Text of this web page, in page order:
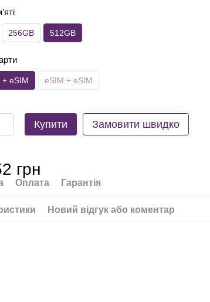
256GB 512GB
+ eSIM eSIM + eSIM
Купити Замовити швидко
грн
Оплата Гарантія
Новий відгук або коментар